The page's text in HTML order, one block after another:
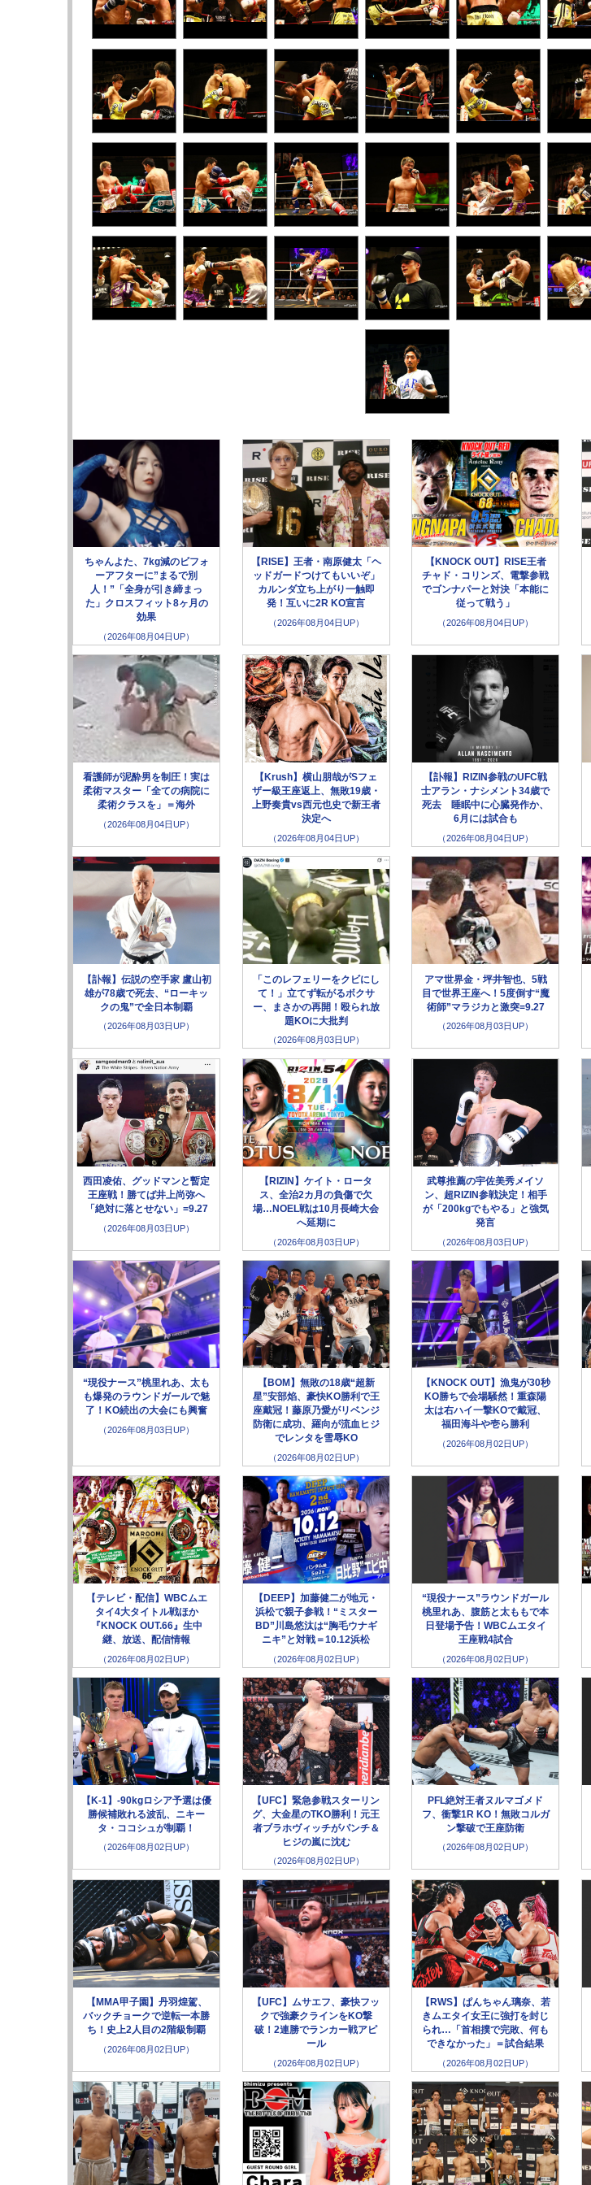
ちゃんよた、7kg減のビフォ
ーアフターに”まるで別
人！”「全身が引き締まっ
た」クロスフィット8ヶ月の
効果
（2026年08月04日UP）
【RISE】王者・南原健太「ヘ
ッドガードつけてもいいぞ」
カルンダ立ち上がり一触即
発！互いに2R KO宣言
（2026年08月04日UP）
【KNOCK OUT】RISE王者
チャド・コリンズ、電撃参戦
でゴンナパーと対決「本能に
従って戦う」
（2026年08月04日UP）
看護師が泥酔男を制圧！実は
柔術マスター「全ての病院に
柔術クラスを」＝海外
（2026年08月04日UP）
【Krush】横山朋哉がSフェ
ザー級王座返上、無敗19歳・
上野奏貴vs西元也史で新王者
決定へ
（2026年08月04日UP）
【訃報】RIZIN参戦のUFC戦
士アラン・ナシメント34歳で
死去 睡眠中に心臓発作か、
6月には試合も
（2026年08月04日UP）
【訃報】伝説の空手家 盧山初
雄が78歳で死去、“ローキッ
クの鬼”で全日本制覇
（2026年08月03日UP）
「このレフェリーをクビにし
て！」立てず転がるボクサ
ー、まさかの再開！殴られ放
題KOに大批判
（2026年08月03日UP）
アマ世界金・坪井智也、5戦
目で世界王座へ！5度倒す“魔
術師”マラジカと激突=9.27
（2026年08月03日UP）
西田凌佑、グッドマンと暫定
王座戦！勝てば井上尚弥へ
「絶対に落とせない」=9.27
（2026年08月03日UP）
【RIZIN】ケイト・ロータ
ス、全治2カ月の負傷で欠
場…NOEL戦は10月長崎大会
へ延期に
（2026年08月03日UP）
武尊推薦の宇佐美秀メイソ
ン、超RIZIN参戦決定！相手
が「200kgでもやる」と強気
発言
（2026年08月03日UP）
“現役ナース”桃里れあ、太も
も爆発のラウンドガールで魅
了！KO続出の大会にも興奮
（2026年08月03日UP）
【BOM】無敗の18歳“超新
星”安部焰、豪快KO勝利で王
座戴冠！藤原乃愛がリベンジ
防衛に成功、羅向が流血ヒジ
でレンタを雪辱KO
（2026年08月02日UP）
【KNOCK OUT】漁鬼が30秒
KO勝ちで会場騒然！重森陽
太は右ハイ一撃KOで戴冠、
福田海斗や壱ら勝利
（2026年08月02日UP）
【テレビ・配信】WBCムエ
タイ4大タイトル戦ほか
『KNOCK OUT.66』生中
継、放送、配信情報
（2026年08月02日UP）
【DEEP】加藤健二が地元・
浜松で親子参戦！“ミスター
BD”川島悠汰は“胸毛ウナギ
ニキ”と対戦＝10.12浜松
（2026年08月02日UP）
“現役ナース”ラウンドガール
桃里れあ、腹筋と太ももで本
日登場予告！WBCムエタイ
王座戦4試合
（2026年08月02日UP）
【K-1】-90kgロシア予選は優
勝候補敗れる波乱、ニキー
タ・ココシュが制覇！
（2026年08月02日UP）
【UFC】緊急参戦スターリン
グ、大金星のTKO勝利！元王
者ブラホヴィッチがパンチ＆
ヒジの嵐に沈む
（2026年08月02日UP）
PFL絶対王者ヌルマゴメド
フ、衝撃1R KO！無敗コルガ
ン撃破で王座防衛
（2026年08月02日UP）
【MMA甲子園】丹羽煌駕、
バックチョークで逆転一本勝
ち！史上2人目の2階級制覇
（2026年08月02日UP）
【UFC】ムサエフ、豪快フッ
クで強豪クラインをKO撃
破！2連勝でランカー戦アピ
ール
（2026年08月02日UP）
【RWS】ぱんちゃん璃奈、若
きムエタイ女王に強打を封じ
られ…「首相撲で完敗、何も
できなかった」＝試合結果
（2026年08月02日UP）